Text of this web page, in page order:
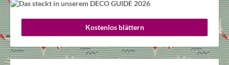
Kostenlos blättern